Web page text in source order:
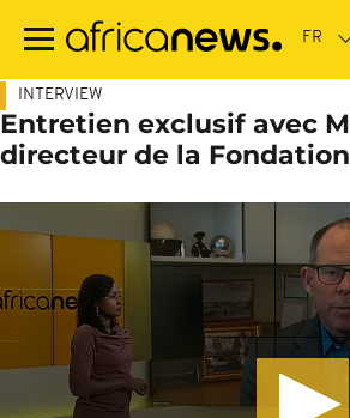
contenu
INTERVIEW
Entretien exclusif avec
directeur de la